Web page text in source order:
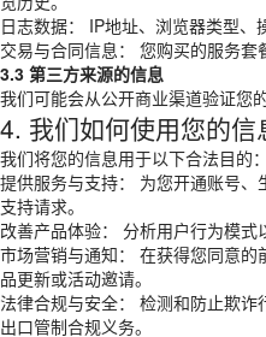
日志数据： IP地址、浏览器类型、
交易与合同信息： 您购买的服务套
3.3 第三方来源的信息
我们可能会从公开商业渠道验证您
4. 我们如何使用您的信
我们将您的信息用于以下合法目的：
提供服务与支持： 为您开通账号
支持请求。
改善产品体验： 分析用户行为模式
市场营销与通知： 在获得您同意
品更新或活动邀请。
法律合规与安全： 检测和防止欺
出口管制合规义务。